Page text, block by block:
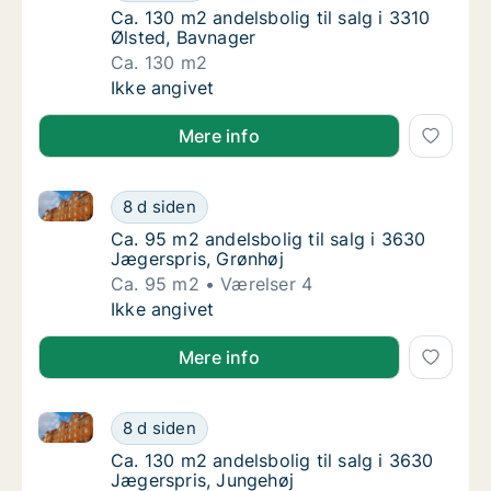
Ca. 130 m2 andelsbolig til salg i 3310
Ca. 130 m2 andelsbolig til salg i 3310
Ølsted, Bavnager
Ca. 130 m2
Ca. 130 m2 andelsbolig til salg i 3310
Ikke angivet
Mere info
Ca. 95 m2 andelsbolig til salg i 3630
8 d siden
Ca. 95 m2 andelsbolig til salg i 3630 Jægerspris,
Ca. 95 m2 andelsbolig til salg i 3630
Ca. 95 m2 andelsbolig til salg i 3630
Jægerspris, Grønhøj
Ca. 95 m2
Værelser 4
Ca. 95 m2 andelsbolig til salg i 3630
Ikke angivet
Mere info
Ca. 130 m2 andelsbolig til salg i 3630
8 d siden
Ca. 130 m2 andelsbolig til salg i 3630 Jægerspris,
Ca. 130 m2 andelsbolig til salg i 3630
Ca. 130 m2 andelsbolig til salg i 3630
Jægerspris, Jungehøj